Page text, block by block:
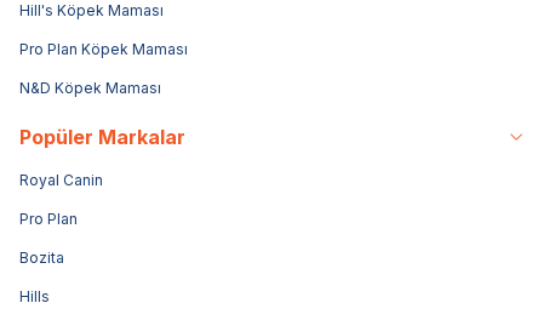
Hill's Köpek Maması
Pro Plan Köpek Maması
N&D Köpek Maması
Popüler Markalar
Royal Canin
Pro Plan
Bozita
Hills